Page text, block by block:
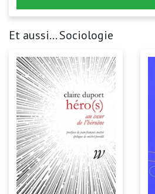
Et aussi... Sociologie